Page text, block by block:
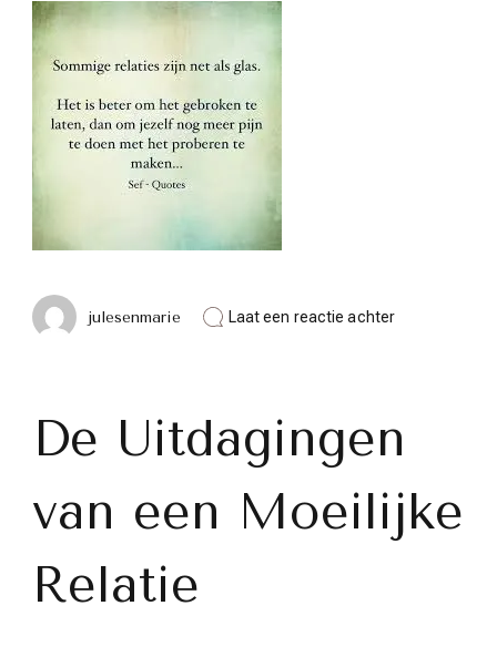
julesenmarie Laat een reactie achterop
Tips
en
voor
Verbetering
De Uitdagingen
van een Moeilijke
Relatie